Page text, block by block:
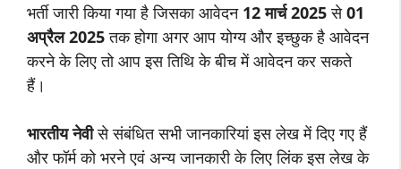
भर्ती जारी किया गया है जिसका आवेदन 12 मार्च 2025से01
अप्रैल 2025तक होगा अगर आप योग्य और इच्छुक है आवेदन
करने के लिए तो आप इस तिथि के बीच में आवेदन कर सकते
हैं।
भारतीय नेवी से संबंधित सभी जानकारियां इस लेख में दिए गए हैं
और फॉर्म को भरने एवं अन्य जानकारी के लिए लिंक इस लेख के